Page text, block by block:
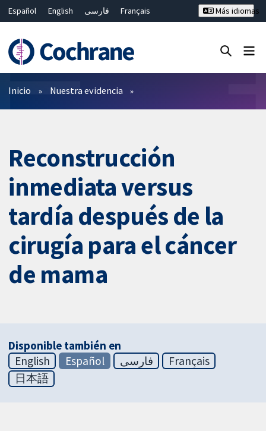
Español English فارسی
Français
Bahasa Malaysia
ไทย 繁體中文
Más idiomas
Filtros
Inicio Nuestra evidencia
Reconstrucción
inmediata versus
tardía después de la
cirugía para el cáncer
de mama
Disponible también en
English
Español فارسی
Français
日本語